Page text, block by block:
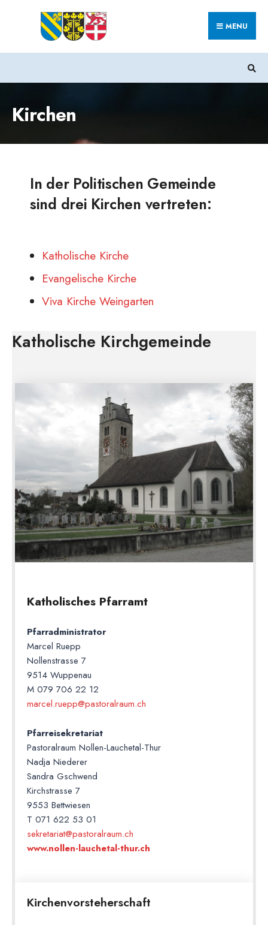
MENU
Kirchen
In der Politischen Gemeinde
sind drei Kirchen vertreten:
Katholische Kirche
Evangelische Kirche
Viva Kirche Weingarten
Katholische Kirchgemeinde
Katholisches Pfarramt
Pfarradministrator
Marcel Ruepp
Nollenstrasse 7
9514 Wuppenau
M 079 706 22 12
marcel.ruepp@pastoralraum.ch
Pfarreisekretariat
Pastoralraum Nollen-Lauchetal-Thur
Nadja Niederer
Sandra Gschwend
Kirchstrasse 7
9553 Bettwiesen
T 071 622 53 01
sekretariat@pastoralraum.ch
www.nollen-lauchetal-thur.ch
Kirchenvorsteherschaft